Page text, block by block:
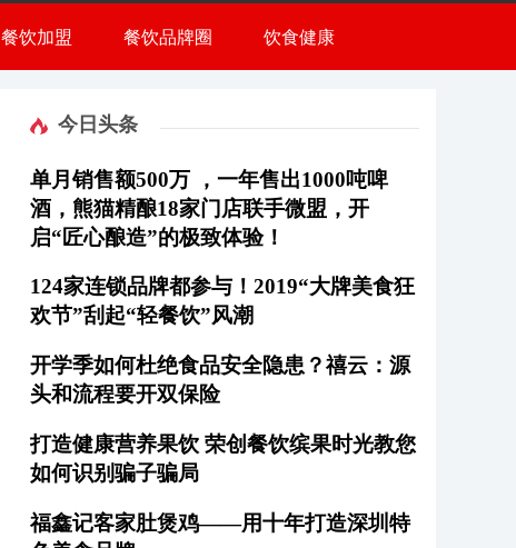
餐饮加盟 餐饮品牌圈 饮食健康
今日头条
单月销售额500万 ，一年售出1000吨啤
酒，熊猫精酿18家门店联手微盟，开
启“匠心酿造”的极致体验！
124家连锁品牌都参与！2019“大牌美食狂
欢节”刮起“轻餐饮”风潮
开学季如何杜绝食品安全隐患？禧云：源
头和流程要开双保险
打造健康营养果饮 荣创餐饮缤果时光教您
如何识别骗子骗局
福鑫记客家肚煲鸡——用十年打造深圳特